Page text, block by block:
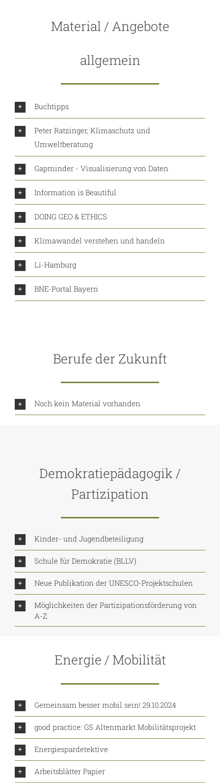
Material / Angebote
allgemein
Buchtipps
Peter Ratzinger, Klimaschutz und
Umweltberatung
Gapminder - Visualisierung von Daten
Information is Beautiful
DOING GEO & ETHICS
Klimawandel verstehen und handeln
Li-Hamburg
BNE-Portal Bayern
Berufe der Zukunft
Noch kein Material vorhanden
Demokratiepädagogik /
Partizipation
Kinder- und Jugendbeteiligung
Schule für Demokratie (BLLV)
Neue Publikation der UNESCO-Projektschulen
Möglichkeiten der Partizipationsförderung von
A-Z
Energie / Mobilität
Gemeinsam besser mobil sein! 29.10.2024
good practice: GS Altenmarkt Mobilitätsprojekt
Energiespardetektive
Arbeitsblätter Papier